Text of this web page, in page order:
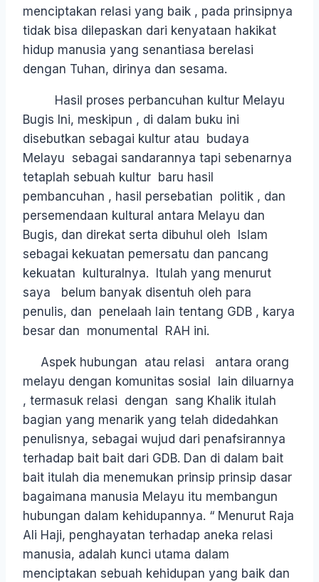
menciptakan relasi yang baik , pada prinsipnya
tidak bisa dilepaskan dari kenyataan hakikat
hidup manusia yang senantiasa berelasi
dengan Tuhan, dirinya dan sesama.
Hasil proses perbancuhan kultur Melayu
Bugis Ini, meskipun , di dalam buku ini
disebutkan sebagai kultur atau budaya
Melayu sebagai sandarannya tapi sebenarnya
tetaplah sebuah kultur baru hasil
pembancuhan , hasil persebatian politik , dan
persemendaan kultural antara Melayu dan
Bugis, dan direkat serta dibuhul oleh Islam
sebagai kekuatan pemersatu dan pancang
kekuatan kulturalnya. Itulah yang menurut
saya belum banyak disentuh oleh para
penulis, dan penelaah lain tentang GDB , karya
besar dan monumental RAH ini.
Aspek hubungan atau relasi antara orang
melayu dengan komunitas sosial lain diluarnya
, termasuk relasi dengan sang Khalik itulah
bagian yang menarik yang telah didedahkan
penulisnya, sebagai wujud dari penafsirannya
terhadap bait bait dari GDB. Dan di dalam bait
bait itulah dia menemukan prinsip prinsip dasar
bagaimana manusia Melayu itu membangun
hubungan dalam kehidupannya. “ Menurut Raja
Ali Haji, penghayatan terhadap aneka relasi
manusia, adalah kunci utama dalam
menciptakan sebuah kehidupan yang baik dan